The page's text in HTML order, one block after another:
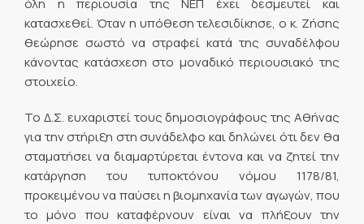
κατασχεθεί. Όταν η υπόθεση τελεσιδίκησε, ο κ. Ζήσης
θεώρησε σωστό να στραφεί κατά της συναδέλφου
κάνοντας κατάσχεση στο μοναδικό περιουσιακό της
στοιχείο.
Το Δ.Σ. ευχαριστεί τους δημοσιογράφους της Αθήνας
για την στήριξη στη συνάδελφο και δηλώνει ότι δεν θα
σταματήσει να διαμαρτύρεται έντονα και να ζητεί την
κατάργηση του τυποκτόνου νόμου 1178/81,
προκειμένου να παύσει η βιομηχανία των αγωγών, που
το μόνο που καταφέρνουν είναι να πλήξουν την